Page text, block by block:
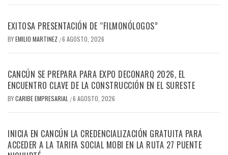
EXITOSA PRESENTACIÓN DE “FILMONÓLOGOS”
BYEMILIO MARTINEZ /6 AGOSTO, 2026
CANCÚN SE PREPARA PARA EXPO DECONARQ 2026, EL
ENCUENTRO CLAVE DE LA CONSTRUCCIÓN EN EL SURESTE
BYCARIBE EMPRESARIAL /6 AGOSTO, 2026
INICIA EN CANCÚN LA CREDENCIALIZACIÓN GRATUITA PARA
ACCEDER A LA TARIFA SOCIAL MOBI EN LA RUTA 27 PUENTE